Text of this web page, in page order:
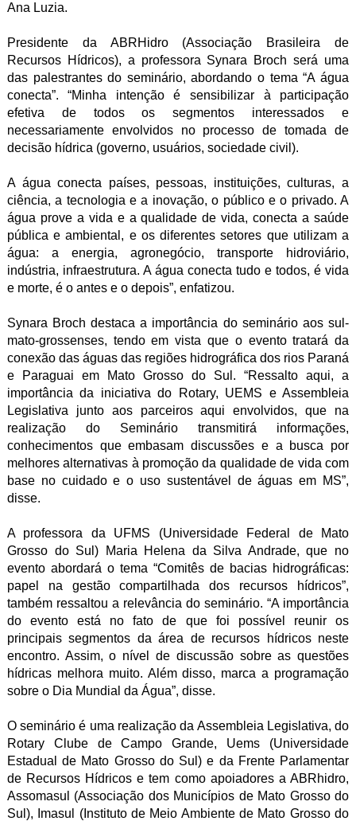
Ana Luzia.
Presidente da ABRHidro (Associação Brasileira de
Recursos Hídricos), a professora Synara Broch será uma
das palestrantes do seminário, abordando o tema “A água
conecta”. “Minha intenção é sensibilizar à participação
efetiva de todos os segmentos interessados e
necessariamente envolvidos no processo de tomada de
decisão hídrica (governo, usuários, sociedade civil).
A água conecta países, pessoas, instituições, culturas, a
ciência, a tecnologia e a inovação, o público e o privado. A
água prove a vida e a qualidade de vida, conecta a saúde
pública e ambiental, e os diferentes setores que utilizam a
água: a energia, agronegócio, transporte hidroviário,
indústria, infraestrutura. A água conecta tudo e todos, é vida
e morte, é o antes e o depois”, enfatizou.
Synara Broch destaca a importância do seminário aos sul-
mato-grossenses, tendo em vista que o evento tratará da
conexão das águas das regiões hidrográfica dos rios Paraná
e Paraguai em Mato Grosso do Sul. “Ressalto aqui, a
importância da iniciativa do Rotary, UEMS e Assembleia
Legislativa junto aos parceiros aqui envolvidos, que na
realização do Seminário transmitirá informações,
conhecimentos que embasam discussões e a busca por
melhores alternativas à promoção da qualidade de vida com
base no cuidado e o uso sustentável de águas em MS”,
disse.
A professora da UFMS (Universidade Federal de Mato
Grosso do Sul) Maria Helena da Silva Andrade, que no
evento abordará o tema “Comitês de bacias hidrográficas:
papel na gestão compartilhada dos recursos hídricos”,
também ressaltou a relevância do seminário. “A importância
do evento está no fato de que foi possível reunir os
principais segmentos da área de recursos hídricos neste
encontro. Assim, o nível de discussão sobre as questões
hídricas melhora muito. Além disso, marca a programação
sobre o Dia Mundial da Água”, disse.
O seminário é uma realização da Assembleia Legislativa, do
Rotary Clube de Campo Grande, Uems (Universidade
Estadual de Mato Grosso do Sul) e da Frente Parlamentar
de Recursos Hídricos e tem como apoiadores a ABRhidro,
Assomasul (Associação dos Municípios de Mato Grosso do
Sul), Imasul (Instituto de Meio Ambiente de Mato Grosso do